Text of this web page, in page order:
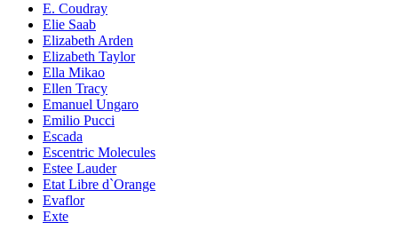
E. Coudray
Elie Saab
Elizabeth Arden
Elizabeth Taylor
Ella Mikao
Ellen Tracy
Emanuel Ungaro
Emilio Pucci
Escada
Escentric Molecules
Estee Lauder
Etat Libre d`Orange
Evaflor
Exte